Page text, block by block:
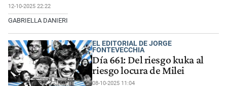
12-10-2025 22:22
GABRIELLA DANIERI
EL EDITORIAL DE JORGE
FONTEVECCHIA
Día 661: Del riesgo kuka al
riesgo locura de Milei
08-10-2025 11:04